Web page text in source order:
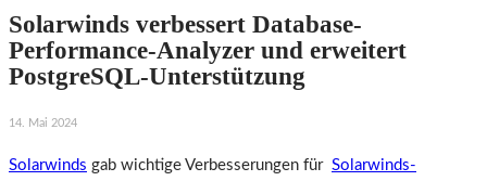
Solarwinds verbessert Database-
Performance-Analyzer und erweitert
PostgreSQL-Unterstützung
14. Mai 2024
Solarwinds gab wichtige Verbesserungen für Solarwinds-